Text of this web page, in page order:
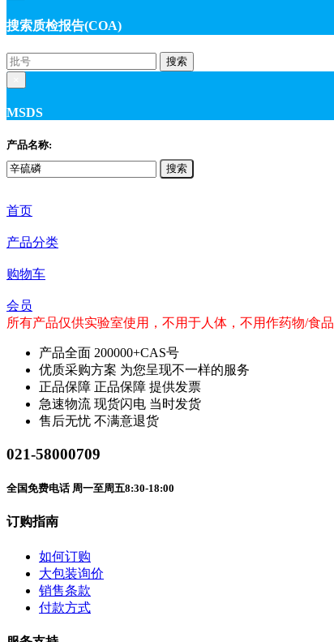
搜索质检报告(COA)
搜索
MSDS
产品名称:
搜索
首页
产品分类
购物车
会员
所有产品仅供实验室使用，不用于人体，不用作药物/食品
产品全面 200000+CAS号
优质采购方案 为您呈现不一样的服务
正品保障 正品保障 提供发票
急速物流 现货闪电 当时发货
售后无忧 不满意退货
021-58000709
全国免费电话 周一至周五8:30-18:00
订购指南
如何订购
大包装询价
销售条款
付款方式